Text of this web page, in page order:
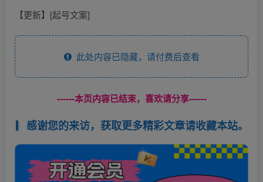
【更新】[起号文案]
此处内容已隐藏，请付费后查看
------本页内容已结束，喜欢请分享------
感谢您的来访，获取更多精彩文章请收藏本站。